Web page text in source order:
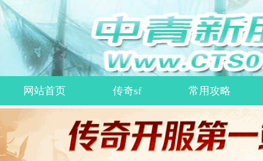
网站首页 传奇sf 常用攻略